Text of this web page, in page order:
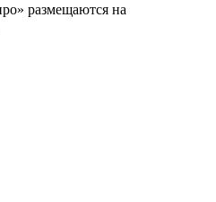
размещаются на